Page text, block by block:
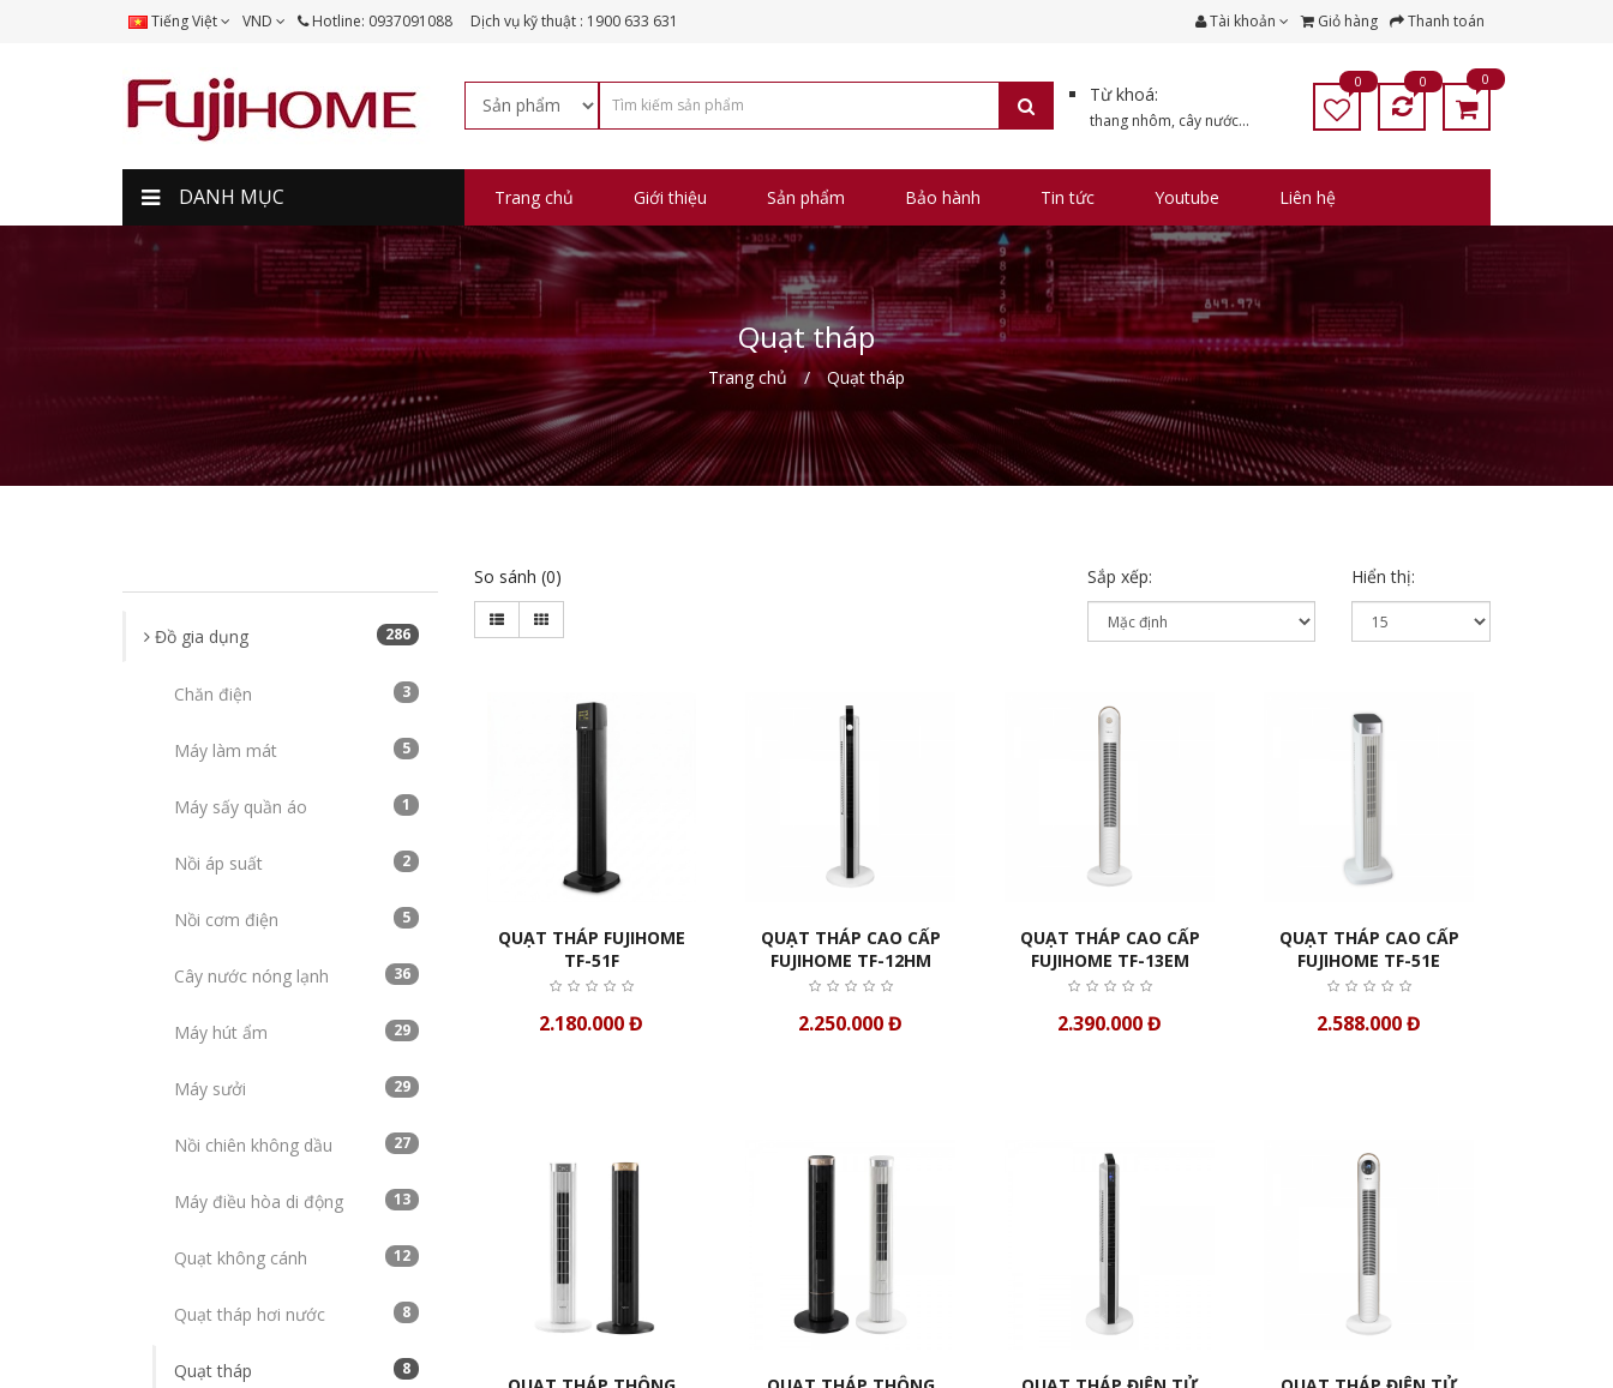
Tiếng Việt VND Hotline: 0937091088 Dịch vụ kỹ thuật : 1900 633 631 Tài khoản Giỏ hàng Thanh toán
Từ khoá:
thang nhôm, cây nước...
0 0 0
DANH MỤC Trang chủ Giới thiệu Sản phẩm Bảo hành Tin tức Youtube Liên hệ
Quạt tháp
Trang chủ Quạt tháp
Đồ gia dụng 286
Chăn điện 3
Máy làm mát 5
Máy sấy quần áo 1
Nồi áp suất 2
Nồi cơm điện 5
Cây nước nóng lạnh 36
Máy hút ẩm 29
Máy sưởi 29
Nồi chiên không dầu 27
Máy điều hòa di động 13
Quạt không cánh 12
Quạt tháp hơi nước 8
Quạt tháp 8
So sánh (0) Sắp xếp: Hiển thị:
QUẠT THÁP FUJIHOME
TF-51F
2.180.000 Đ
QUẠT THÁP CAO CẤP
FUJIHOME TF-12HM
2.250.000 Đ
QUẠT THÁP CAO CẤP
FUJIHOME TF-13EM
2.390.000 Đ
QUẠT THÁP CAO CẤP
FUJIHOME TF-51E
2.588.000 Đ